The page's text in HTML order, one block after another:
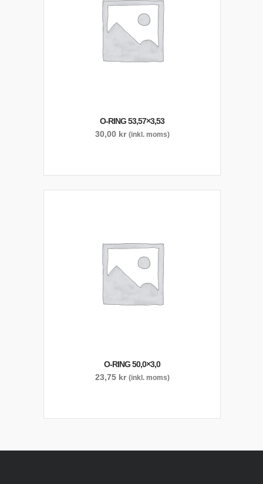
O-RING 53,57×3,53
30,00 kr (inkl. moms)
O-RING 50,0×3,0
23,75 kr (inkl. moms)